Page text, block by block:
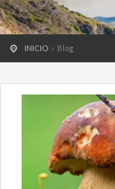
INICIO Blog